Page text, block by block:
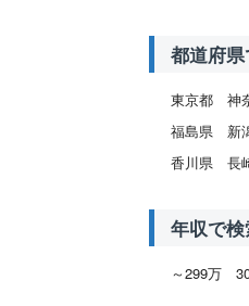
都道府
東京都 神
福島県
新
香川県
長
年収で
～299万